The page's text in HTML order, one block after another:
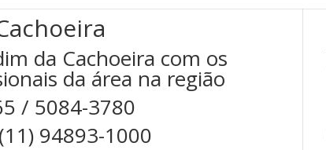
da Cachoeira com os
da área na região
/ 5084-3780
94893-1000